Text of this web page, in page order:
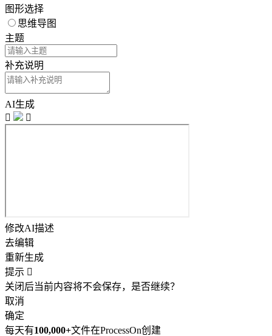
图形选择
思维导图
主题
补充说明
AI生成


修改AI描述
去编辑
重新生成
提示 
关闭后当前内容将不会保存，是否继续？
取消
确定
每天有100,000+文件在ProcessOn创建